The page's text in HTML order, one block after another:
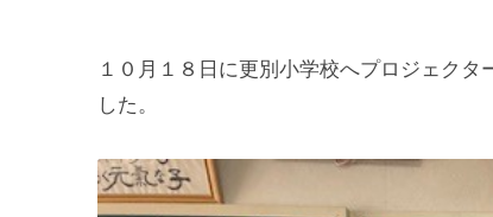
１０月１８日に更別小学校へプロジェク
した。